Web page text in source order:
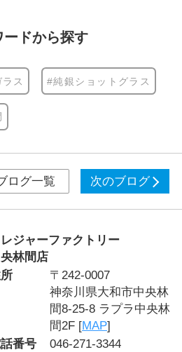
ードから探す
ス #純銀ショットグラス
ログ一覧 次のブログ
レジャーファクトリー
林間店
〒242-0007
神奈川県大和市中央林
間8-25-8 ラプラ中央林
間2F [MAP]
番号
046-271-3344